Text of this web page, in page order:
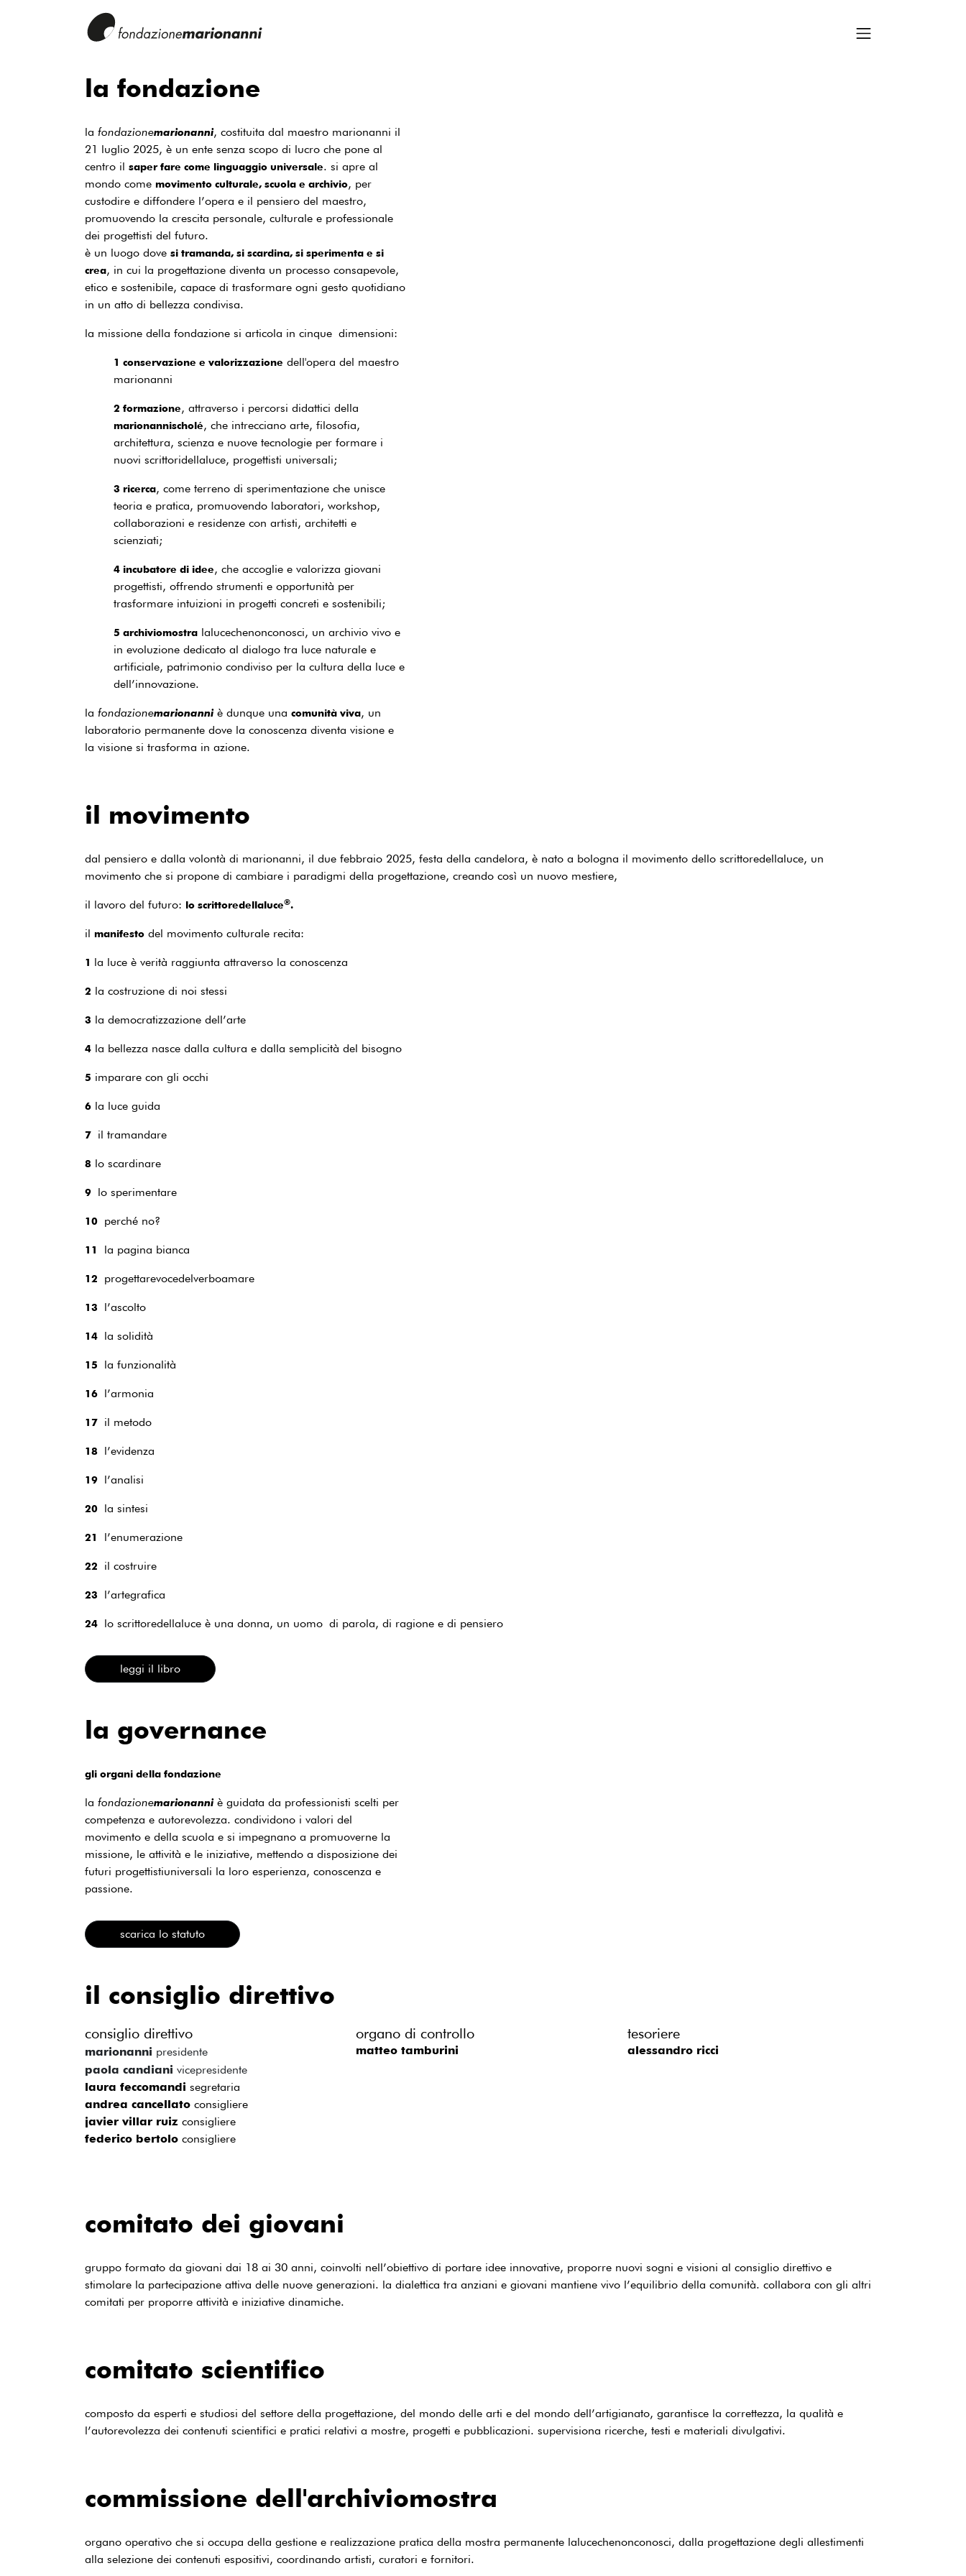
la fondazione
la fondazionemarionanni, costituita dal maestro marionanni il
21 luglio 2025, è un ente senza scopo di lucro che pone al
centro il saper fare come linguaggio universale. si apre al
mondo come movimento culturale, scuola e archivio, per
custodire e diffondere l’opera e il pensiero del maestro,
promuovendo la crescita personale, culturale e professionale
dei progettisti del futuro.
è un luogo dove si tramanda, si scardina, si sperimenta e si
crea, in cui la progettazione diventa un processo consapevole,
etico e sostenibile, capace di trasformare ogni gesto quotidiano
in un atto di bellezza condivisa.
la missione della fondazione si articola in cinque dimensioni:
1 conservazione e valorizzazione dell'opera del maestro
marionanni
2 formazione, attraverso i percorsi didattici della
marionannischolé, che intrecciano arte, filosofia,
architettura, scienza e nuove tecnologie per formare i
nuovi scrittoridellaluce, progettisti universali;
3 ricerca, come terreno di sperimentazione che unisce
teoria e pratica, promuovendo laboratori, workshop,
collaborazioni e residenze con artisti, architetti e
scienziati;
4 incubatore di idee, che accoglie e valorizza giovani
progettisti, offrendo strumenti e opportunità per
trasformare intuizioni in progetti concreti e sostenibili;
5 archiviomostra lalucechenonconosci, un archivio vivo e
in evoluzione dedicato al dialogo tra luce naturale e
artificiale, patrimonio condiviso per la cultura della luce e
dell’innovazione.
la fondazionemarionanniè dunque una comunità viva, un
laboratorio permanente dove la conoscenza diventa visione e
la visione si trasforma in azione.
il movimento
dal pensiero e dalla volontà di marionanni, il due febbraio 2025, festa della candelora, è nato a bologna il movimento dello scrittoredellaluce, un
movimento che si propone di cambiare i paradigmi della progettazione, creando così un nuovo mestiere,
il lavoro del futuro: lo scrittoredellaluce®.
il manifesto del movimento culturale recita:
1 la luce è verità raggiunta attraverso la conoscenza
2 la costruzione di noi stessi
3 la democratizzazione dell’arte
4 la bellezza nasce dalla cultura e dalla semplicità del bisogno
5 imparare con gli occhi
6 la luce guida
7 il tramandare
8 lo scardinare
9 lo sperimentare
10 perché no?
11 la pagina bianca
12 progettarevocedelverboamare
13 l’ascolto
14 la solidità
15 la funzionalità
16 l’armonia
17 il metodo
18 l’evidenza
19 l’analisi
20 la sintesi
21 l’enumerazione
22 il costruire
23 l’artegrafica
24 lo scrittoredellaluce è una donna, un uomo di parola, di ragione e di pensiero
leggi il libro
la governance
gli organi della fondazione
la fondazionemarionanniè guidata da professionisti scelti per
competenza e autorevolezza. condividono i valori del
movimento e della scuola e si impegnano a promuoverne la
missione, le attività e le iniziative, mettendo a disposizione dei
futuri progettistiuniversali la loro esperienza, conoscenza e
passione.
scarica lo statuto
il consiglio direttivo
consiglio direttivo
marionanni presidente
paola candiani vicepresidente
laura feccomandi segretaria
andrea cancellato consigliere
javier villar ruiz consigliere
federico bertolo consigliere
organo di controllo
matteo tamburini
tesoriere
alessandro ricci
comitato dei giovani
gruppo formato da giovani dai 18 ai 30 anni, coinvolti nell’obiettivo di portare idee innovative, proporre nuovi sogni e visioni al consiglio direttivo e
stimolare la partecipazione attiva delle nuove generazioni. la dialettica tra anziani e giovani mantiene vivo l’equilibrio della comunità. collabora con gli altri
comitati per proporre attività e iniziative dinamiche.
comitato scientifico
composto da esperti e studiosi del settore della progettazione, del mondo delle arti e del mondo dell’artigianato, garantisce la correttezza, la qualità e
l’autorevolezza dei contenuti scientifici e pratici relativi a mostre, progetti e pubblicazioni. supervisiona ricerche, testi e materiali divulgativi.
commissione dell'archiviomostra
organo operativo che si occupa della gestione e realizzazione pratica della mostra permanente lalucechenonconosci, dalla progettazione degli allestimenti
alla selezione dei contenuti espositivi, coordinando artisti, curatori e fornitori.